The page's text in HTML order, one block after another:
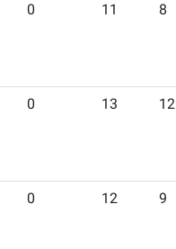
0 11 8
0 13 12
0 12 9